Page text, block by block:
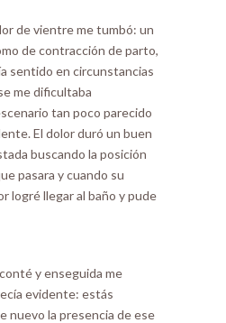
de vientre me tumbó: un
de contracción de parto,
sentido en circunstancias
me dificultaba
tan poco parecido
El dolor duró un buen
buscando la posición
pasara y cuando su
logré llegar al baño y pude
y enseguida me
evidente: estás
nuevo la presencia de ese